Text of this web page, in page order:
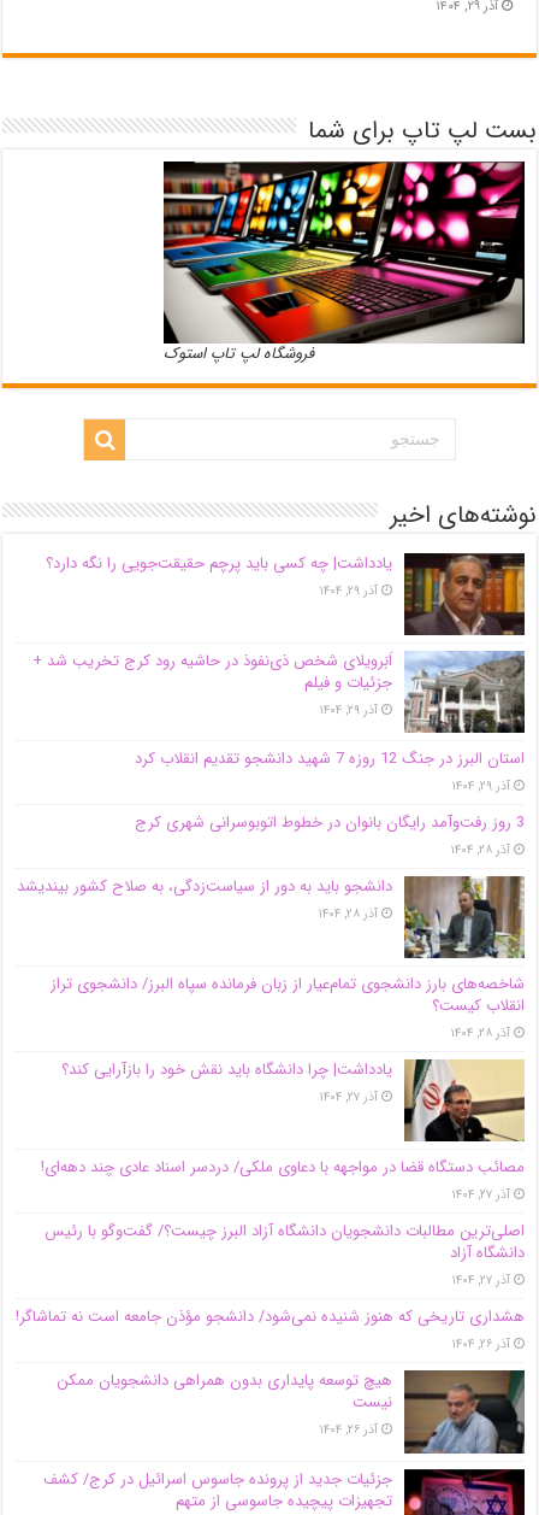
آذر ۲۹, ۱۴۰۴
بست لپ تاپ برای شما
فروشگاه لپ تاپ استوک
نوشته‌های اخیر
یادداشت| ‌چه کسی باید پرچم حقیقت‌جویی را نگه دارد؟
آذر ۲۹, ۱۴۰۴
اَبَر‌ویلای شخص ذی‌نفوذ در حاشیه‌ رود کرج تخریب شد +
جزئیات و فیلم
آذر ۲۹, ۱۴۰۴
استان البرز در جنگ 12 روزه 7 شهید دانشجو تقدیم انقلاب کرد
آذر ۲۹, ۱۴۰۴
3 روز رفت‌وآمد رایگان بانوان در خطوط اتوبوسرانی شهری کرج
آذر ۲۸, ۱۴۰۴
دانشجو باید به دور از سیاست‌زدگی، به صلاح کشور بیندیشد
آذر ۲۸, ۱۴۰۴
شاخصه‌های بارز دانشجوی تمام‌عیار از زبان فرمانده سپاه البرز/ دانشجوی تراز
انقلاب کیست؟
آذر ۲۸, ۱۴۰۴
یادداشت| چرا دانشگاه باید نقش خود را بازآرایی کند؟
آذر ۲۷, ۱۴۰۴
مصائب دستگاه قضا در مواجهه با دعاوی ملکی/ دردسر اسناد عادی چند‌ دهه‌ای!
آذر ۲۷, ۱۴۰۴
اصلی‌ترین مطالبات دانشجویان دانشگاه آزاد البرز چیست؟/ گفت‌وگو با رئیس
دانشگاه آز‌اد
آذر ۲۷, ۱۴۰۴
هشداری تاریخی که هنوز شنیده نمی‌شود/ دانشجو مؤذن جامعه است نه تماشاگر!
آذر ۲۶, ۱۴۰۴
هیچ توسعه پایداری بدون همراهی دانشجویان ممکن
نیست
آذر ۲۶, ۱۴۰۴
جزئیات جدید از پرونده جاسوس اسرائیل در کرج/‌ کشف
تجهیزات پیچیده جاسوسی از متهم